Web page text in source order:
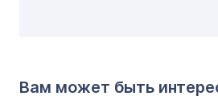
Вам может быть